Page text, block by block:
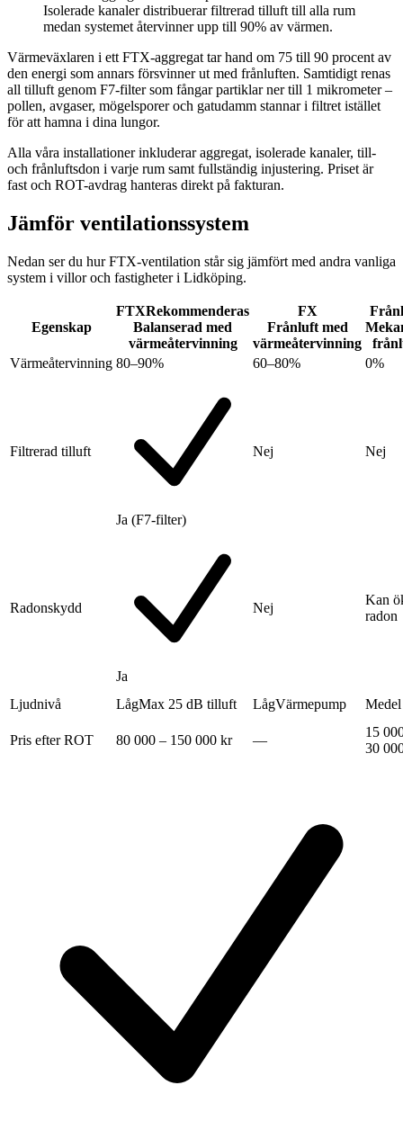
Isolerade kanaler distribuerar filtrerad tilluft till alla rum
medan systemet återvinner upp till 90% av värmen.
Värmeväxlaren i ett FTX-aggregat tar hand om 75 till 90 procent av
den energi som annars försvinner ut med frånluften. Samtidigt renas
all tilluft genom F7-filter som fångar partiklar ner till 1 mikrometer –
pollen, avgaser, mögel­sporer och gatudamm stannar i filtret istället
för att hamna i dina lungor.
Alla våra installationer inkluderar aggregat, isolerade kanaler, till-
och frånluftsdon i varje rum samt fullständig injustering. Priset är
fast och ROT-avdrag hanteras direkt på fakturan.
Jämför ventilationssystem
Nedan ser du hur FTX-ventilation står sig jämfört med andra vanliga
system i villor och fastigheter i Lidköping.
Egenskap
FTXRekommenderas
Balanserad med
värmeåtervinning
FX
Frånluft med
värmeåtervinning
Värmeåtervinning 80–90% 60–80% 0%
Filtrerad tilluft
Ja (F7-filter)
Nej Nej
Radonskydd
Ja
Nej
Kan
radon
Ljudnivå LågMax 25 dB tilluft LågVärmepump Medel
Pris efter ROT 80 000 – 150 000 kr —
15
30